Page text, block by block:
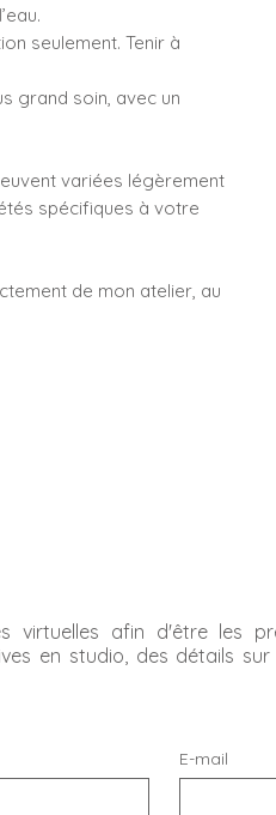
seulement. Tenir à
grand soin, avec un
variées légèrement
spécifiques à votre
de mon atelier, au
virtuelles afin d'être les
en studio, des détails
E-mail